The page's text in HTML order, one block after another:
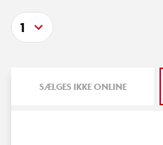
1
SÆLGES IKKE ONLINE